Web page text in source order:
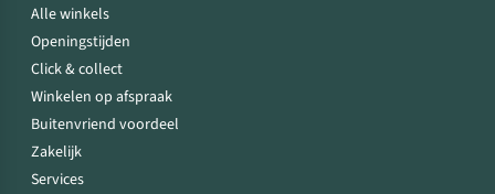
Alle winkels
Openingstijden
Click & collect
Winkelen op afspraak
Buitenvriend voordeel
Zakelijk
Services